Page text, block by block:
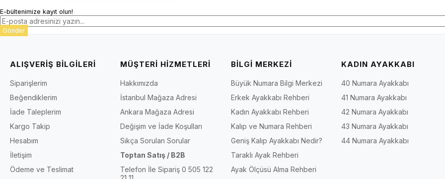
E-bültenimize kayıt olun!
Gönder
ALIŞVERİŞ BİLGİLERİ
Siparişlerim
Beğendiklerim
İade Taleplerim
Kargo Takip
Hesabım
İletişim
Ödeme ve Teslimat
MÜŞTERİ HİZMETLERİ
Hakkımızda
İstanbul Mağaza Adresi
Ankara Mağaza Adresi
Değişim ve İade Koşulları
Sıkça Sorulan Sorular
Toptan Satış / B2B
Telefon İle Sipariş 0 505 122
BİLGİ MERKEZİ
Büyük Numara Bilgi Merkezi
Erkek Ayakkabı Rehberi
Kadın Ayakkabı Rehberi
Kalıp ve Numara Rehberi
Geniş Kalıp Ayakkabı Nedir?
Taraklı Ayak Rehberi
Ayak Ölçüsü Alma Rehberi
KADIN AYAKKABI
40 Numara Ayakkabı
41 Numara Ayakkabı
42 Numara Ayakkabı
43 Numara Ayakkabı
44 Numara Ayakkabı